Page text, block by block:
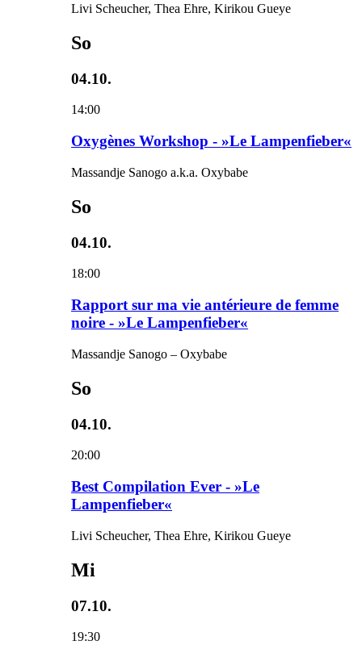
Livi Scheucher, Thea Ehre, Kirikou Gueye
So
04.10.
14:00
Oxygènes Workshop - »Le Lampenfieber«
Massandje Sanogo a.k.a. Oxybabe
So
04.10.
18:00
Rapport sur ma vie antérieure de femme
noire - »Le Lampenfieber«
Massandje Sanogo – Oxybabe
So
04.10.
20:00
Best Compilation Ever - »Le
Lampenfieber«
Livi Scheucher, Thea Ehre, Kirikou Gueye
Mi
07.10.
19:30